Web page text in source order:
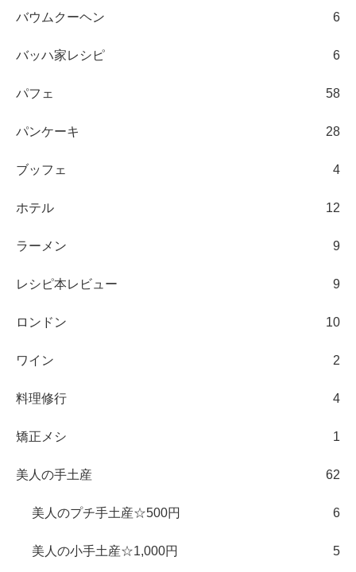
バウムクーヘン 6
バッハ家レシピ 6
パフェ 58
パンケーキ 28
ブッフェ 4
ホテル 12
ラーメン 9
レシピ本レビュー 9
ロンドン 10
ワイン 2
料理修行 4
矯正メシ 1
美人の手土産 62
美人のプチ手土産☆500円 6
美人の小手土産☆1,000円 5